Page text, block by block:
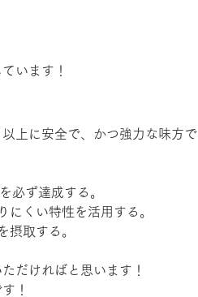
います！
上に安全で、かつ強力な味方で
必ず達成する。
にくい特性を活用する。
摂取する。
だければと思います！
！